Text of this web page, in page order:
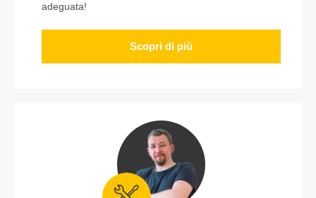
adeguata!
Scopri di più